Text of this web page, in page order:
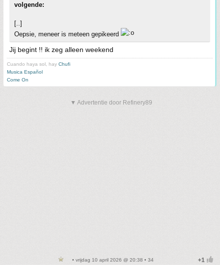
volgende:
[..]
Oepsie, meneer is meteen gepikeerd
Jij begint !! ik zeg alleen weekend
Cuando haya sol, hay Chufi
Musica Español
Come On
▼ Advertentie door Refinery89
• vrijdag 10 april 2026 @ 20:38 • 34